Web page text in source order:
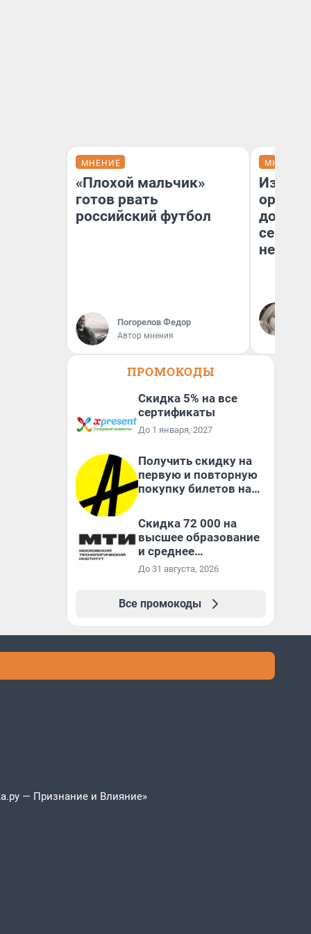
МНЕНИЕ
«Плохой мальчик»
готов рвать
российский футбол
Погорелов Федор
Автор мнения
МНЕНИЕ
сейчас
ПРОМОКОДЫ
Скидка 5% на все
сертификаты
До 1 января, 2027
Получить скидку на
первую и повторную
покупку билетов на
Скидка 72 000 на
высшее образование
и среднее
специальное
До 31 августа, 2026
Все промокоды
— Признание и Влияние»